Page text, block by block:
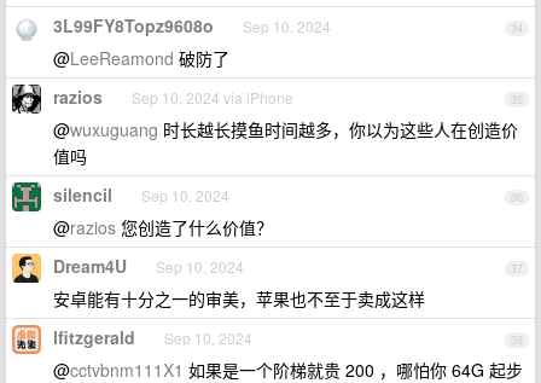
34
3L99FY8Topz9608o Sep 10, 2024
@LeeReamond 破防了
35
razios Sep 10, 2024 via iPhone
@wuxuguang 时长越长摸鱼时间越多，你以为这些人在创造价
值吗
36
silencil Sep 10, 2024
@razios 您创造了什么价值？
37
Dream4U Sep 10, 2024
安卓能有十分之一的审美，苹果也不至于卖成这样
38
lfitzgerald Sep 10, 2024
@cctvbnm111X1 如果是一个阶梯就贵 200 ，哪怕你 64G 起步